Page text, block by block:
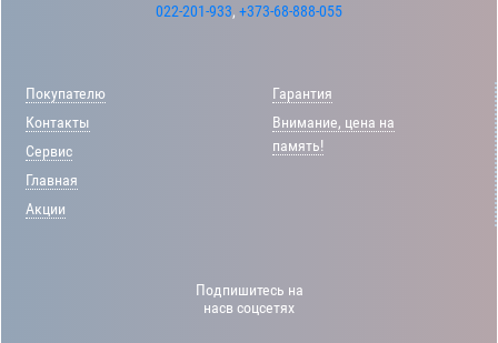
022-201-933, +373-68-888-055
Покупателю
Контакты
Сервис
Главная
Акции
Гарантия
Внимание, цена на
память!
Подпишитесь на
насв соцсетях